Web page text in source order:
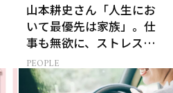
山本耕史さん「人生にお
いて最優先は家族」。仕
事も無欲に、ストレスを
溜めない生き方
PEOPLE